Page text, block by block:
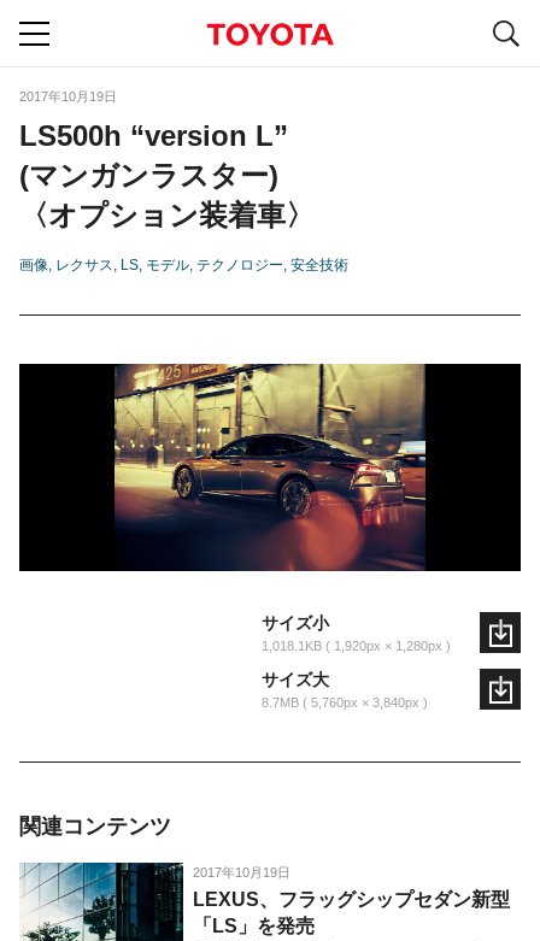
2017年10月19日
LS500h “version L”
(マンガンラスター)
〈オプション装着車〉
画像 レクサス LS モデル テクノロジー 安全技術
サイズ小
1,018.1KB 1,920px × 1,280px
サイズ大
8.7MB 5,760px × 3,840px
関連コンテンツ
2017年10月19日
LEXUS、フラッグシップセダン新型
「LS」を発売